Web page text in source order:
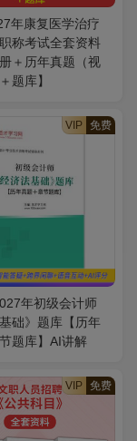
年康复医学治疗
称考试全套资料
册＋历年真题（视
题库】
VIP 免费
年初级会计师
基础》题库【历年
题库】AI讲解
VIP 免费